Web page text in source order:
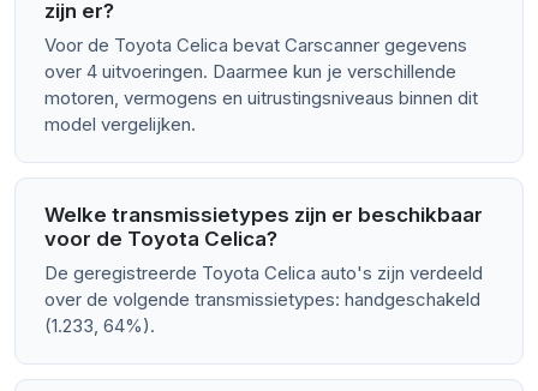
zijn er?
Voor de Toyota Celica bevat Carscanner gegevens
over 4 uitvoeringen. Daarmee kun je verschillende
motoren, vermogens en uitrustingsniveaus binnen dit
model vergelijken.
Welke transmissietypes zijn er beschikbaar
voor de Toyota Celica?
De geregistreerde Toyota Celica auto's zijn verdeeld
over de volgende transmissietypes: handgeschakeld
(1.233, 64%).